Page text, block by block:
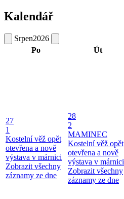
Kalendář
Srpen2026
Po
Út
27
1
Kostelní věž opět
otevřena a nově
výstava v márnici
Zobrazit všechny
záznamy ze dne
28
2
MAMINEC
Kostelní věž opět
otevřena a nově
výstava v márnici
Zobrazit všechny
záznamy ze dne